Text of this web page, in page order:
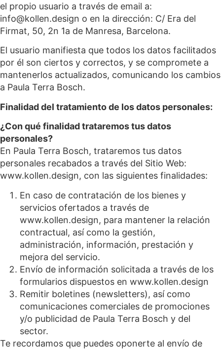
el propio usuario a través de email a:
info@kollen.design o en la dirección: C/ Era del
Firmat, 50, 2n 1a de Manresa, Barcelona.
El usuario manifiesta que todos los datos facilitados
por él son ciertos y correctos, y se compromete a
mantenerlos actualizados, comunicando los cambios
a Paula Terra Bosch.
Finalidad del tratamiento de los datos personales:
¿Con qué finalidad trataremos tus datos
personales?
En Paula Terra Bosch, trataremos tus datos
personales recabados a través del Sitio Web:
www.kollen.design, con las siguientes finalidades:
En caso de contratación de los bienes y
servicios ofertados a través de
www.kollen.design, para mantener la relación
contractual, así como la gestión,
administración, información, prestación y
mejora del servicio.
Envío de información solicitada a través de los
formularios dispuestos en www.kollen.design
Remitir boletines (newsletters), así como
comunicaciones comerciales de promociones
y/o publicidad de Paula Terra Bosch y del
sector.
Te recordamos que puedes oponerte al envío de